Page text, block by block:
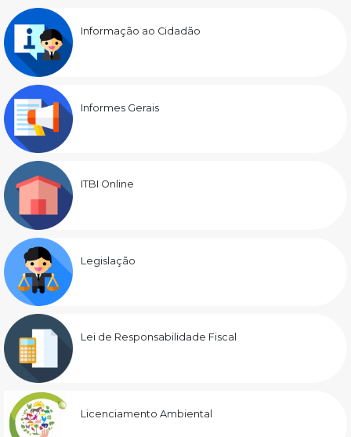
Informação ao Cidadão
Informes Gerais
ITBI Online
Legislação
Lei de Responsabilidade Fiscal
Licenciamento Ambiental